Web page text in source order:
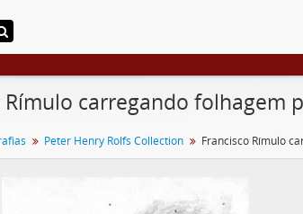
Rímulo carregando folhagem
Peter Henry Rolfs Collection